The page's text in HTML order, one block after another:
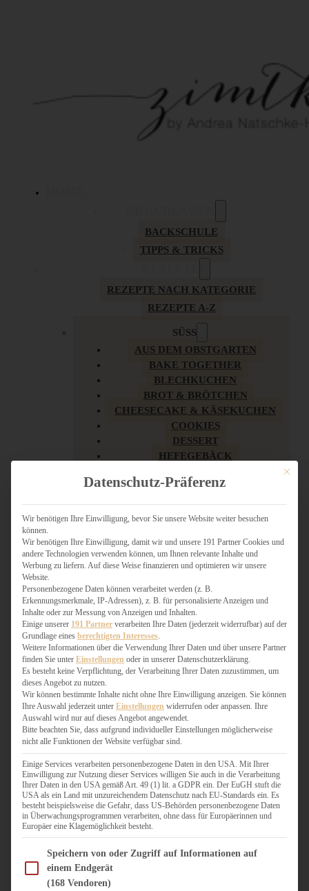
BACKSCHULE
TIPPS & TRICKS
REZEPTE NACH KATEGORIE
REZEPTE A-Z
SÜSS
AUS DEM OBSTGARTEN
BAKE TOGETHER
BLECHKUCHEN
BROT & BRÖTCHEN
CHEESECAKE & KÄSEKUCHEN
COOKIES
DESSERT
HEFEGEBÄCK
KUCHEN
LOW CARB & GESÜNDER
MY AMERICAN BAKERY
SCHOKOLADIGES
SÜSSES HAUPTGERICHT
TÖRTCHEN
VEGAN SÜSS
WEIHNACHTSBÄCKEREI
HERZHAFT
BURGER & SANDWICHES
FIX AUF DEM TISCH
FLEISCH & FISCH
GRILLEN / BARBECUE
HERZHAFTES BACKEN
ONE-POT-GERICHTE
PASTA & NUDELGERICHTE
PIZZA, TARTES & QUICHES
REIS & RISOTTO
SALATE & SNACKS
SUPPENKASPEREIEN
Mit
Datenschutz-Präferenz
Wir benötigen Ihre Einwilligung, bevor Sie unsere Website weiter besuchen
können.
Wir benötigen Ihre Einwilligung, damit wir und unsere 191 Partner Cookies und
andere Technologien verwenden können, um Ihnen relevante Inhalte und
Werbung zu liefern. Auf diese Weise finanzieren und optimieren wir unsere
Website.
Personenbezogene Daten können verarbeitet werden (z. B.
Erkennungsmerkmale, IP-Adressen), z. B. für personalisierte Anzeigen und
Inhalte oder zur Messung von Anzeigen und Inhalten.
Einige unserer 191 Partner verarbeiten Ihre Daten (jederzeit widerrufbar) auf der
Grundlage eines berechtigten Interesses
Weitere Informationen über die Verwendung Ihrer Daten und über unsere Partner
finden Sie unter Einstellungen oder in unserer Datenschutzerklärung.
Es besteht keine Verpflichtung, der Verarbeitung Ihrer Daten zuzustimmen, um
dieses Angebot zu nutzen.
Wir können bestimmte Inhalte nicht ohne Ihre Einwilligung anzeigen. Sie können
Ihre Auswahl jederzeit unter Einstellungen widerrufen oder anpassen. Ihre
Auswahl wird nur auf dieses Angebot angewendet.
Bitte beachten Sie, dass aufgrund individueller Einstellungen möglicherweise
nicht alle Funktionen der Website verfügbar sind.
Einige Services verarbeiten personenbezogene Daten in den USA. Mit Ihrer
Einwilligung zur Nutzung dieser Services willigen Sie auch in die Verarbeitung
Ihrer Daten in den USA gemäß Art. 49 (1) lit. a GDPR ein. Der EuGH stuft die
USA als ein Land mit unzureichendem Datenschutz nach EU-Standards ein. Es
besteht beispielsweise die Gefahr, dass US-Behörden personenbezogene Daten
in Überwachungsprogrammen verarbeiten, ohne dass für Europäerinnen und
Europäer eine Klagemöglichkeit besteht.
Im Folgenden finden Sie eine Liste der Zwecke des IAB Transparency and Consent
Speichern von oder Zugriff auf Informationen auf
einem Endgerät
(168 Vendoren)